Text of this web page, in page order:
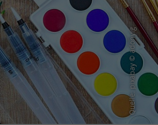
Quelle: pixabay © adonyig